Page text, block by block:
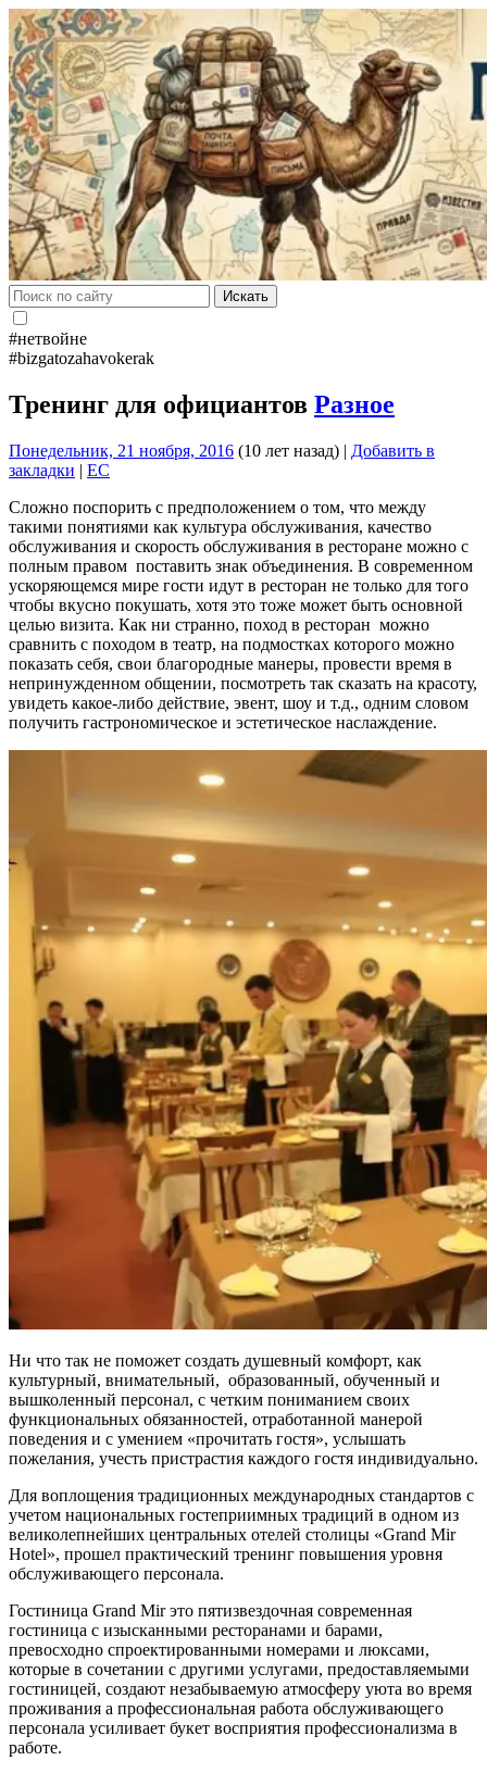
Искать
#нетвойне
#bizgatozahavokerak
Тренинг для официантов Разное
Понедельник, 21 ноября, 2016 (10 лет назад) | Добавить в
закладки | EC
Сложно поспорить с предположением о том, что между
такими понятиями как культура обслуживания, качество
обслуживания и скорость обслуживания в ресторане можно с
полным правом поставить знак объединения. В современном
ускоряющемся мире гости идут в ресторан не только для того
чтобы вкусно покушать, хотя это тоже может быть основной
целью визита. Как ни странно, поход в ресторан можно
сравнить c походом в театр, на подмостках которого можно
показать себя, свои благородные манеры, провести время в
непринужденном общении, посмотреть так сказать на красоту,
увидеть какое-либо действие, эвент, шоу и т.д., одним словом
получить гастрономическое и эстетическое наслаждение.
Ни что так не поможет создать душевный комфорт, как
культурный, внимательный, образованный, обученный и
вышколенный персонал, с четким пониманием своих
функциональных обязанностей, отработанной манерой
поведения и с умением «прочитать гостя», услышать
пожелания, учесть пристрастия каждого гостя индивидуально.
Для воплощения традиционных международных стандартов с
учетом национальных гостеприимных традиций в одном из
великолепнейших центральных отелей столицы «Grand Mir
Hotel», прошел практический тренинг повышения уровня
обслуживающего персонала.
Гостиница Grand Mir это пятизвездочная современная
гостиница с изысканными ресторанами и барами,
превосходно спроектированными номерами и люксами,
которые в сочетании с другими услугами, предоставляемыми
гостиницей, создают незабываемую атмосферу уюта во время
проживания а профессиональная работа обслуживающего
персонала усиливает букет восприятия профессионализма в
работе.